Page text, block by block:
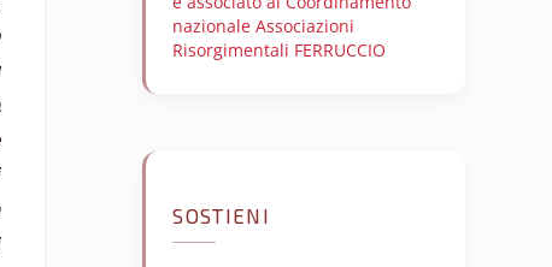
nazionale Associazioni
Risorgimentali FERRUCCIO
SOSTIENI